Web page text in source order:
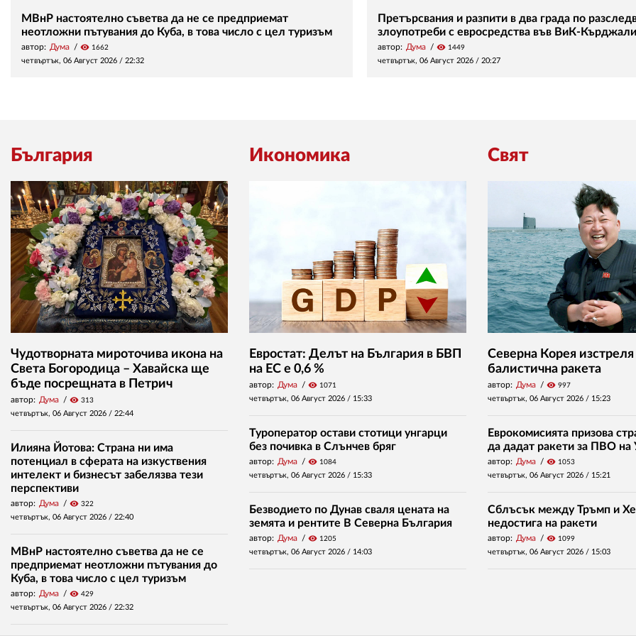
МВнР настоятелно съветва да не се предприемат
неотложни пътувания до Куба, в това число с цел туризъм
автор: Дума visibility 1662
четвъртък, 06 Август 2026 / 22:32
Претърсвания и разпити в два града по
злоупотреби с евросредства във ВиК-Кърджали
автор: Дума visibility 1449
четвъртък, 06 Август 2026 / 20:27
България
Чудотворната мироточива икона на
Света Богородица – Хавайска ще
бъде посрещната в Петрич
автор: Дума visibility 313
четвъртък, 06 Август 2026 / 22:44
Илияна Йотова: Страна ни има
потенциал в сферата на изкуствения
интелект и бизнесът забелязва тези
перспективи
автор: Дума visibility 322
четвъртък, 06 Август 2026 / 22:40
МВнР настоятелно съветва да не се
предприемат неотложни пътувания до
Куба, в това число с цел туризъм
автор: Дума visibility 429
четвъртък, 06 Август 2026 / 22:32
Икономика
Евростат: Делът на България в БВП
на ЕС е 0,6 %
автор: Дума visibility 1071
четвъртък, 06 Август 2026 / 15:33
Туроператор остави стотици унгарци
без почивка в Слънчев бряг
автор: Дума visibility 1084
четвъртък, 06 Август 2026 / 15:33
Безводието по Дунав сваля цената на
земята и рентите В Северна България
автор: Дума visibility 1205
четвъртък, 06 Август 2026 / 14:03
Свят
Северна Корея
балистична ракета
автор: Дума visibility 997
четвъртък, 06 Август 2026 / 15:23
Еврокомисията призова
да дадат ракети за ПВО на
автор: Дума visibility 1053
четвъртък, 06 Август 2026 / 15:21
Сблъсък между Тръмп и
недостига на ракети
автор: Дума visibility 1099
четвъртък, 06 Август 2026 / 15:03